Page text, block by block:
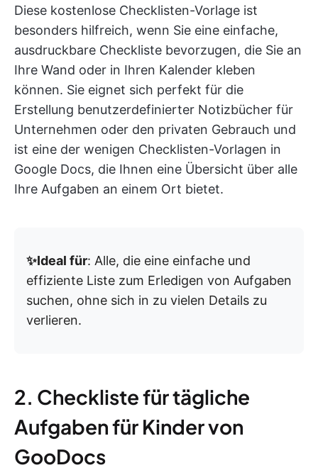
Diese kostenlose Checklisten-Vorlage ist
besonders hilfreich, wenn Sie eine einfache,
ausdruckbare Checkliste bevorzugen, die Sie an
Ihre Wand oder in Ihren Kalender kleben
können. Sie eignet sich perfekt für die
Erstellung benutzerdefinierter Notizbücher für
Unternehmen oder den privaten Gebrauch und
ist eine der wenigen Checklisten-Vorlagen in
Google Docs, die Ihnen eine Übersicht über alle
Ihre Aufgaben an einem Ort bietet.
✨Ideal für: Alle, die eine einfache und
effiziente Liste zum Erledigen von Aufgaben
suchen, ohne sich in zu vielen Details zu
verlieren.
2. Checkliste für tägliche
Aufgaben für Kinder von
GooDocs